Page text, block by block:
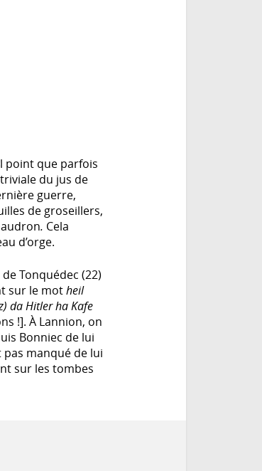
point que parfois
du jus de
guerre,
de groseillers,
. Cela
d’orge.
Tonquédec (22)
sur le motheil
da Hitler ha Kafe
!]. À Lannion, on
Bonniec de lui
pas manqué de lui
sur les tombes